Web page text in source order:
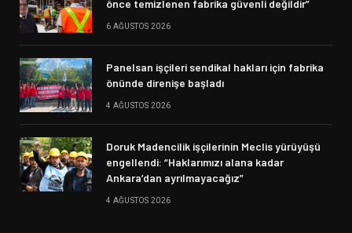
önce temizlenen fabrika güvenli değildir”
6 AĞUSTOS 2026
Panelsan işçileri sendikal hakları için fabrika
önünde direnişe başladı
4 AĞUSTOS 2026
Doruk Madencilik işçilerinin Meclis yürüyüşü
engellendi: “Haklarımızı alana kadar
Ankara’dan ayrılmayacağız”
4 AĞUSTOS 2026